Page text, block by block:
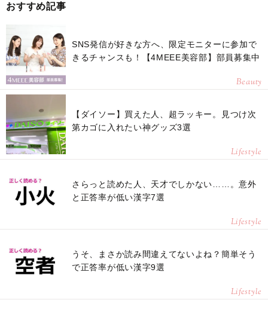
おすすめ記事
SNS発信が好きな方へ、限定モニターに参加で
きるチャンスも！【4MEEE美容部】部員募集中
Beauty
【ダイソー】買えた人、超ラッキー。見つけ次
第カゴに入れたい神グッズ3選
Lifestyle
さらっと読めた人、天才でしかない……。意外
と正答率が低い漢字7選
Lifestyle
うそ、まさか読み間違えてないよね？簡単そう
で正答率が低い漢字9選
Lifestyle